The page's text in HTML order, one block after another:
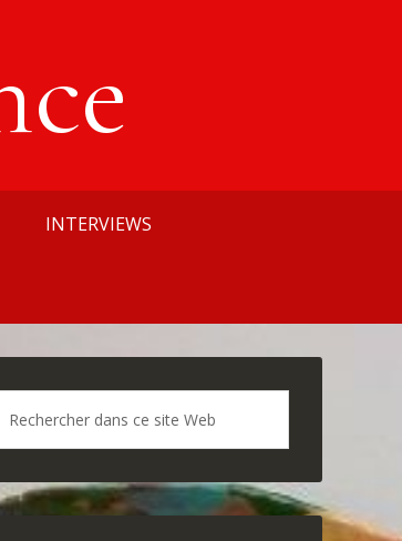
INTERVIEWS